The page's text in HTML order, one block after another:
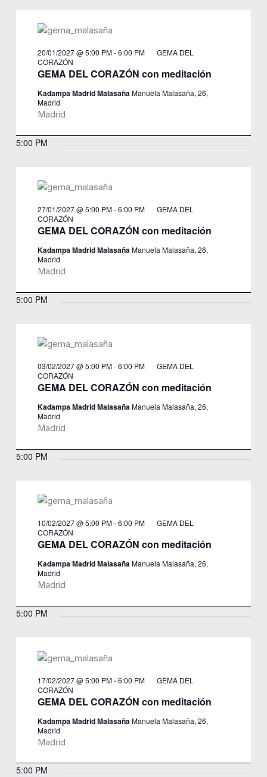
GEMA DEL CORAZÓN con meditación
20/01/2027 @ 5:00 PM-6:00 PM
GEMA DEL
CORAZÓN
Kadampa Madrid MalasañaManuela Malasaña, 26,
Madrid
Madrid
5:00 PM
GEMA DEL CORAZÓN con meditación
27/01/2027 @ 5:00 PM-6:00 PM
GEMA DEL
CORAZÓN
Kadampa Madrid MalasañaManuela Malasaña, 26,
Madrid
Madrid
5:00 PM
GEMA DEL CORAZÓN con meditación
03/02/2027 @ 5:00 PM-6:00 PM
GEMA DEL
CORAZÓN
Kadampa Madrid MalasañaManuela Malasaña, 26,
Madrid
Madrid
5:00 PM
GEMA DEL CORAZÓN con meditación
10/02/2027 @ 5:00 PM-6:00 PM
GEMA DEL
CORAZÓN
Kadampa Madrid MalasañaManuela Malasaña, 26,
Madrid
Madrid
5:00 PM
GEMA DEL CORAZÓN con meditación
17/02/2027 @ 5:00 PM-6:00 PM
GEMA DEL
CORAZÓN
Kadampa Madrid Malasaña Manuela Malasaña, 26,
Madrid
Madrid
5:00 PM